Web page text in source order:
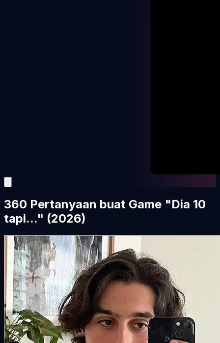
360 Pertanyaan buat Game "Dia 10
tapi..." (2026)